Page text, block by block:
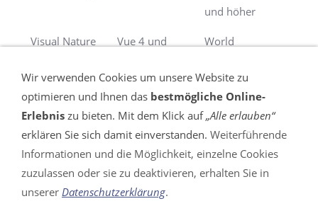
und höher
Visual Nature
Vue 4 und
World
VERTRAG WIDERRUFEN
Impressum
Wir verwenden Cookies um unsere Website zu
optimieren und Ihnen das bestmögliche Online-
Erlebnis zu bieten. Mit dem Klick auf„Alle erlauben“
erklären Sie sich damit einverstanden. Weiterführende
Informationen und die Möglichkeit, einzelne Cookies
zuzulassen oder sie zu deaktivieren, erhalten Sie in
unserer Datenschutzerklärung.